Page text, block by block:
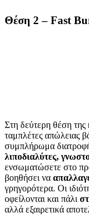
Θέση 2 – Fast
Στη δεύτερη θέση της
ταμπλέτες απώλειας
συμπλήρωμα
λιποδιαλύτες,
ενσωματώσετε στο
βοηθήσει να
γρηγορότερα. Οι
οφείλονται και πάλι
αλλά εξαιρετικά